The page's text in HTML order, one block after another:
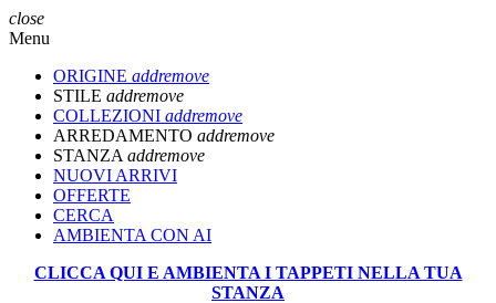
close
Menu
ORIGINE addremove
STILE addremove
COLLEZIONI addremove
ARREDAMENTO addremove
STANZA addremove
NUOVI ARRIVI
OFFERTE
CERCA
AMBIENTA CON AI
CLICCA QUI E AMBIENTA I TAPPETI NELLA TUA
STANZA